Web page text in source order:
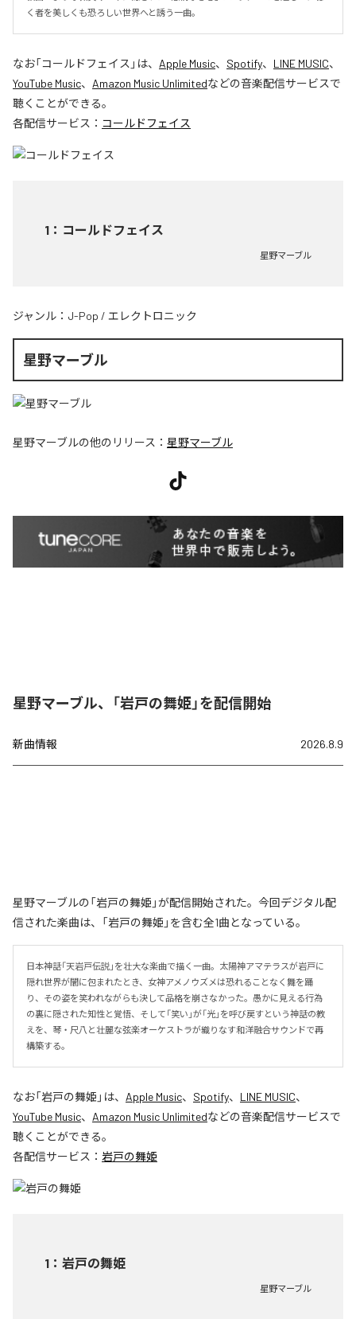
く者を美しくも恐ろしい世界へと誘う一曲。
なお「コールドフェイス 」は、 Apple Music、 Spotify、 LINE MUSIC、
YouTube Music、 Amazon Music Unlimitedなどの音楽配信サービスで
聴くことができる。
各配信サービス： コールドフェイス
1 ： コールドフェイス
星野マーブル
ジャンル： J-Pop / エレクトロニック
星野マーブル
星野マーブルの他のリリース： 星野マーブル
星野マーブル、「岩戸の舞姫」を配信開始
新曲情報 2026.8.9
星野マーブルの「岩戸の舞姫」が配信開始された。今回デジタル配
信された楽曲は、「岩戸の舞姫」を含む全1曲となっている。
日本神話「天岩戸伝説」を壮大な楽曲で描く一曲。太陽神アマテラスが岩戸に
隠れ世界が闇に包まれたとき、女神アメノウズメは恐れることなく舞を踊
り、その姿を笑われながらも決して品格を崩さなかった。愚かに見える行為
の裏に隠された知性と覚悟、そして「笑い」が「光」を呼び戻すという神話の教
えを、琴・尺八と壮麗な弦楽オーケストラが織りなす和洋融合サウンドで再
構築する。
なお「岩戸の舞姫 」は、 Apple Music、 Spotify、 LINE MUSIC、
YouTube Music、 Amazon Music Unlimitedなどの音楽配信サービスで
聴くことができる。
各配信サービス： 岩戸の舞姫
1 ： 岩戸の舞姫
星野マーブル